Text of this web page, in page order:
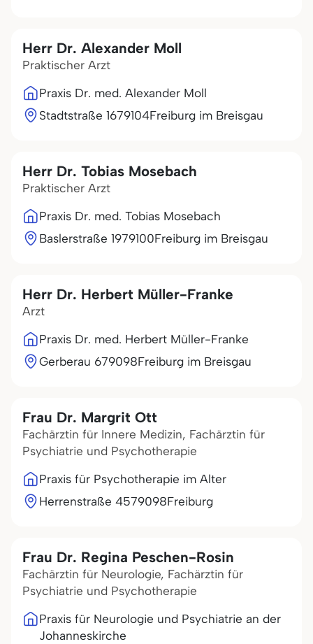
Herr Dr. Alexander Moll
Praktischer Arzt
Praxis Dr. med. Alexander Moll
Stadtstraße 1679104Freiburg im Breisgau
Herr Dr. Tobias Mosebach
Praktischer Arzt
Praxis Dr. med. Tobias Mosebach
Baslerstraße 1979100Freiburg im Breisgau
Herr Dr. Herbert Müller-Franke
Arzt
Praxis Dr. med. Herbert Müller-Franke
Gerberau 679098Freiburg im Breisgau
Frau Dr. Margrit Ott
Fachärztin für Innere Medizin, Fachärztin für
Psychiatrie und Psychotherapie
Praxis für Psychotherapie im Alter
Herrenstraße 4579098Freiburg
Frau Dr. Regina Peschen-Rosin
Fachärztin für Neurologie, Fachärztin für
Psychiatrie und Psychotherapie
Praxis für Neurologie und Psychiatrie an der
Johanneskirche